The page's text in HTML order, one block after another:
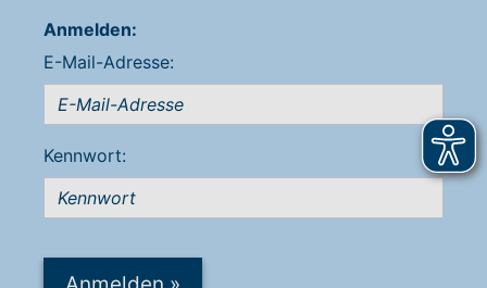
Anmelden:
E-Mail-Adresse:
Kennwort: